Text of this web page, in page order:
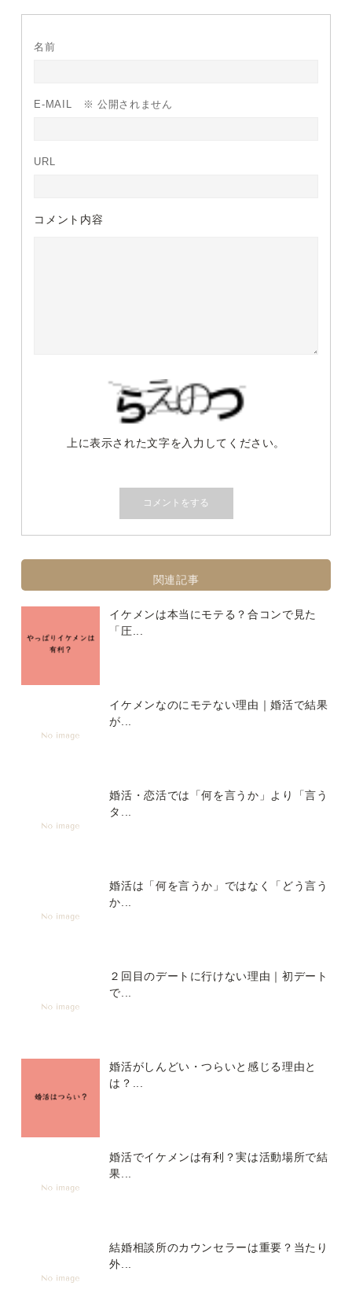
名前
E-MAIL ※ 公開されません
URL
コメント内容
上に表示された文字を入力してください。
関連記事
イケメンは本当にモテる？合コンで見た
「圧...
イケメンなのにモテない理由｜婚活で結果
が...
婚活・恋活では「何を言うか」より「言う
タ...
婚活は「何を言うか」ではなく「どう言う
か...
２回目のデートに行けない理由｜初デート
で...
婚活がしんどい・つらいと感じる理由と
は？...
婚活でイケメンは有利？実は活動場所で結
果...
結婚相談所のカウンセラーは重要？当たり
外...